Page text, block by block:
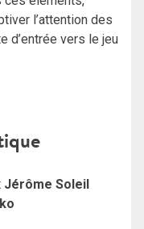
l’attention des
d’entrée vers le jeu
Jérôme Soleil